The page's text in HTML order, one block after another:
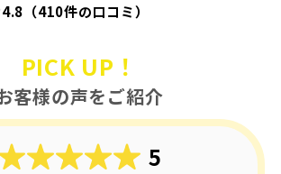
4.8 （410件の口コミ）
PICK UP！
客様の声をご紹介
5